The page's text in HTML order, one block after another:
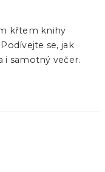
křtem knihy
se, jak
samotný večer.